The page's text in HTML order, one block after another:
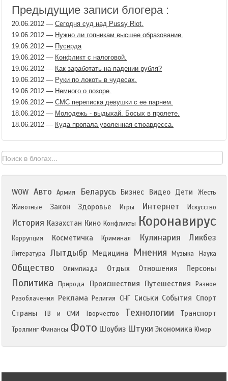
Предыдущие записи блогера :
20.06.2012 — Сегодня суд над Pussy Riot.
19.06.2012 — Нужно ли гопникам высшее образование.
19.06.2012 — Пусирда
19.06.2012 — Конфликт с налоговой.
19.06.2012 — Как заработать на падении рубля?
19.06.2012 — Руки по локоть в чудесах.
19.06.2012 — Немного о позоре.
19.06.2012 — СМС переписка девушки с ее парнем.
18.06.2012 — Молодежь - выдыхай. Босых в пролете.
18.06.2012 — Куда пропала уволенная стюардесса.
WOW Авто Армия Беларусь Бизнес Видео Дети
Жесть
Животные
Закон Здоровье Игры Интернет Искусство
История Казахстан Кино Конфликты Коронавирус
Коррупция Косметичка Криминал Кулинария Ликбез
Литература Лытдыбр Медицина Мнения Музыка Наука
Общество Олимпиада Отдых Отношения Персоны
Политика Природа Происшествия Путешествия
Разное
Разоблачения
Реклама Религия СНГ Сиськи События Спорт
Страны
ТВ и СМИ Творчество Технологии Транспорт
Троллинг Финансы Фото Шоубиз Штуки Экономика Юмор